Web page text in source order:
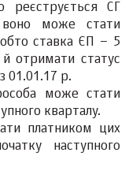
СГ
може стати
ставка ЄП – 5
отримати статус
01.01.17 р.
може стати
кварталу.
платником цих
наступного